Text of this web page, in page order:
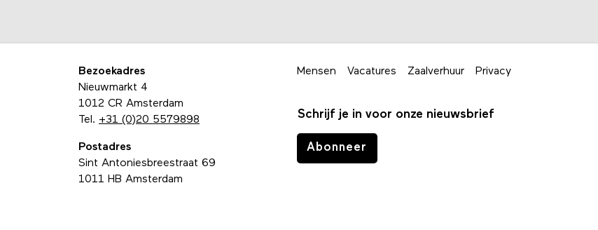
Bezoekadres
Nieuwmarkt 4
1012 CR Amsterdam
Tel. +31 (0)20 5579898
Postadres
Sint Antoniesbreestraat 69
1011 HB Amsterdam
Mensen Vacatures Zaalverhuur Privacy
Schrijf je in voor onze nieuwsbrief
Abonneer